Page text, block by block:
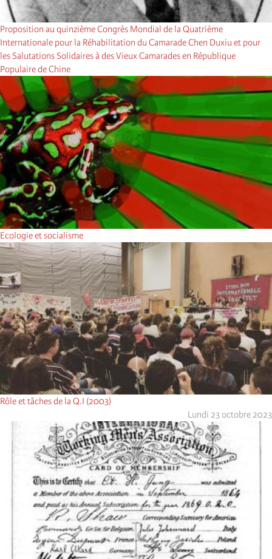
Proposition au quinzième Congrès Mondial de la Quatrième
Internationale pour la Réhabilitation du Camarade Chen Duxiu et pour
les Salutations Solidaires à des Vieux Camarades en République
Populaire de Chine
Ecologie et socialisme
Rôle et tâches de la Q.I (2003)
Lundi 23 octobre 2023